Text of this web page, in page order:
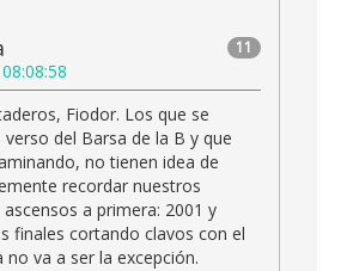
11
Fiodor. Los que se
del Barsa de la B y que
no tienen idea de
recordar nuestros
a primera: 2001 y
finales cortando clavos con el
no va a ser la excepción.